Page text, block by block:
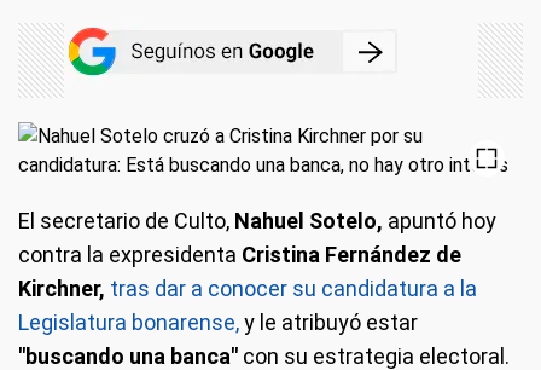
El secretario de Culto, Nahuel Sotelo, apuntó hoy
contra la expresidenta Cristina Fernández de
Kirchner, tras dar a conocer su candidatura a la
Legislatura bonarense,y le atribuyó estar
"buscando una banca" con su estrategia electoral.